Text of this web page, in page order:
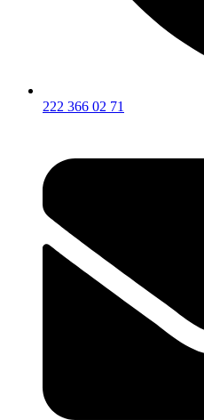
222 366 02 71